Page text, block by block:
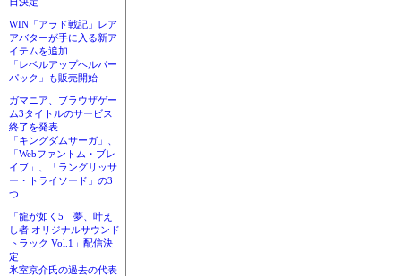
WIN「アラド戦記」レア
アバターが手に入る新ア
イテムを追加
「レベルアップヘルパー
パック」も販売開始
ガマニア、ブラウザゲー
ム3タイトルのサービス
終了を発表
「キングダムサーガ」、
「Webファントム・ブレ
イブ」、「ラングリッサ
ー・トライソード」の3
つ
「龍が如く5 夢、叶え
し者 オリジナルサウンド
トラック Vol.1」配信決
定
氷室京介氏の過去の代表